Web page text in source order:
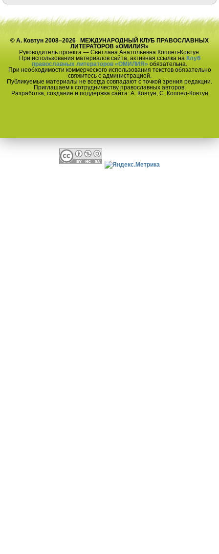
© А. Ковтун 2008–2026 МЕЖДУНАРОДНЫЙ КЛУБ ПРАВОСЛАВНЫХ
ЛИТЕРАТОРОВ «ОМИЛИЯ»
Руководитель проекта — Светлана Анатольевна Коппел-Ковтун.
При использования материалов сайта, активная ссылка на Клуб
православных литераторов «ОМИЛИЯ» обязательна.
При необходимости коммерческого использования текстов обязательно
свяжитесь с администрацией.
Публикуемые материалы не всегда совпадают с точкой зрения редакции.
Приглашаем к сотрудничеству православных авторов.
Разработка, создание и поддержка сайта: А. Ковтун, С. Коппел-Ковтун